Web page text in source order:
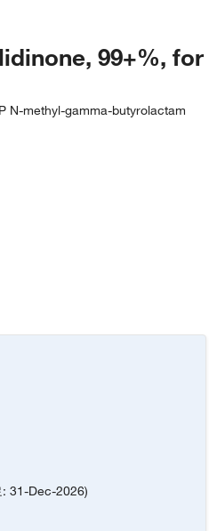
99+%, for
N-methyl-gamma-butyrolactam
:31-Dec-2026)